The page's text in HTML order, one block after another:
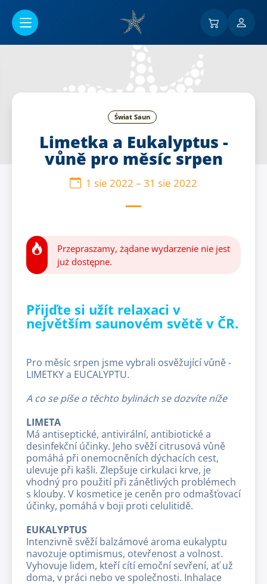
Świat Saun
Limetka a Eukalyptus -
vůně pro měsíc srpen
1 sie 2022 – 31 sie 2022
Przepraszamy, żądane wydarzenie nie jest
już dostępne.
Přijďte si užít relaxaci v
největším saunovém světě v ČR.
Pro měsíc srpen jsme vybrali osvěžující vůně -
LIMETKY a EUCALYPTU.
A co se píše o těchto bylinách se dozvíte níže
LIMETA
Má antiseptické, antivirální, antibiotické a
desinfekční účinky. Jeho svěží citrusová vůně
pomáhá při onemocněních dýchacích cest,
ulevuje při kašli. Zlepšuje cirkulaci krve, je
vhodný pro použití při zánětlivých problémech
s klouby. V kosmetice je ceněn pro odmašťovací
účinky, pomáhá v boji proti celulitidě.
EUKALYPTUS
Intenzivně svěží balzámové aroma eukalyptu
navozuje optimismus, otevřenost a volnost.
Vyhovuje lidem, kteří cítí emoční sevření, ať už
doma, v práci nebo ve společnosti. Inhalace